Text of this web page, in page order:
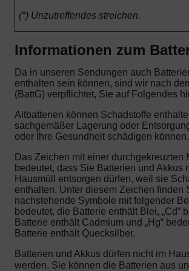
(*) Unzutreffendes streichen.
Informationen zum
Da in unseren Sendungen auch
enthalten sein können, sind wir nach
(BattG) verpflichtet, Sie auf Folgendes
Altbatterien können Schadstoffe
sachgemäßer Lagerung oder
oder Ihre Gesundheit schädigen können.
Das Zeichen mit einer durchgekreuzten
bedeutet, dass Sie Batterien und Akkus
Hausmüll entsorgen dürfen, weil sie
enthalten. Unter diesem Zeichen finden
nachstehende Symbole mit folgender
bedeutet, die Batterie enthält Blei, „Cd“
Batterie enthält Cadmium und „Hg“
Batterie enthält Quecksilber.
Batterien und Akkus dürfen nicht im
werden. Sie können die Batterien aus